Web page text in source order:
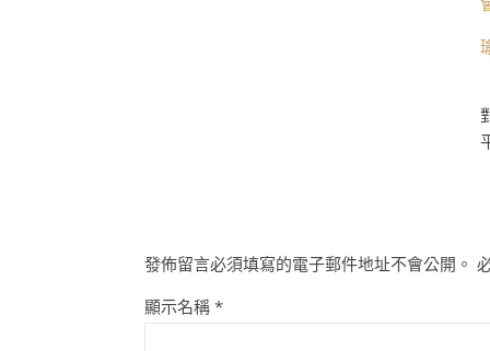
發佈留言必須填寫的電子郵件地址不會公開。
顯示名稱 *